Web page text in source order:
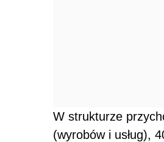
W strukturze
(wyrobów i usług),